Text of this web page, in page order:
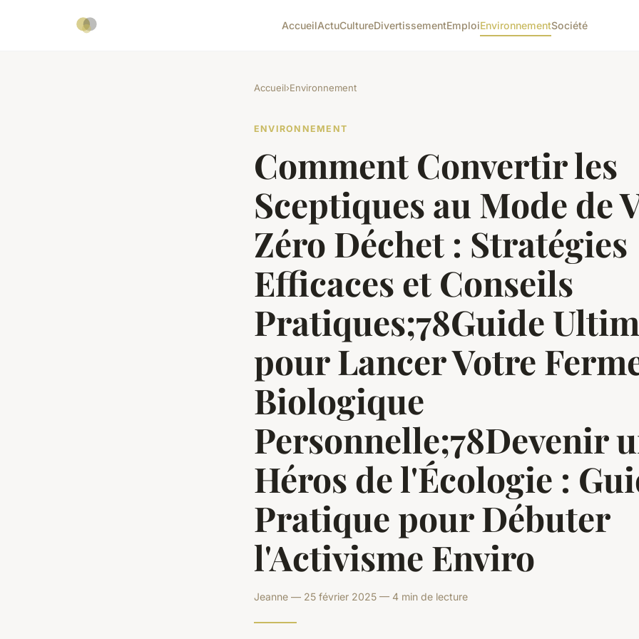
AccueilActuCultureDivertissementEmploiEnvironnementSociété
Accueil›Environnement
ENVIRONNEMENT
Comment Convertir les
Sceptiques au Mode de
Zéro Déchet : Stratégies
Efficaces et Conseils
Pratiques;78Guide
pour Lancer Votre
Biologique
Personnelle;78Devenir
Héros de l'Écologie :
Pratique pour Débuter
l'Activisme Enviro
Jeanne — 25 février 2025 — 4 min de lecture